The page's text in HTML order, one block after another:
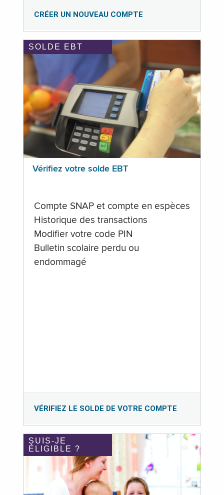
CRÉER UN NOUVEAU COMPTE
SOLDE EBT
Vérifiez votre solde EBT
Compte SNAP et compte en espèces
Historique des transactions
Modifier votre code PIN
Bulletin scolaire perdu ou
endommagé
VÉRIFIEZ LE SOLDE DE VOTRE COMPTE
SUIS-JE
ÉLIGIBLE ?